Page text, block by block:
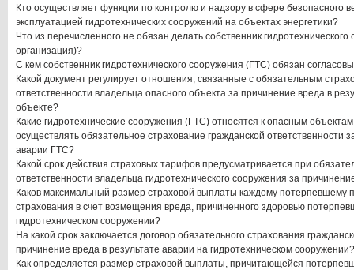
Кто осуществляет функции по контролю и надзору в сфере безопасного
эксплуатацией гидротехнических сооружений на объектах энергетики?
Что из перечисленного не обязан делать собственник
организация)?
С кем собственник гидротехнического сооружения (ГТС) обязан
Какой документ регулирует отношения, связанные с обязательным
ответственности владельца опасного объекта за причинение вреда в
объекте?
Какие гидротехнические сооружения (ГТС) относятся к опасным
осуществлять обязательное страхование гражданской ответственности
аварии ГТС?
Какой срок действия страховых тарифов предусматривается при
ответственности владельца гидротехнического сооружения за
Каков максимальный размер страховой выплаты каждому потерпевшему
страхования в счет возмещения вреда, причиненного здоровью
гидротехническом сооружении?
На какой срок заключается договор обязательного страхования
причинение вреда в результате аварии на гидротехническом сооружении?
Как определяется размер страховой выплаты, причитающейся